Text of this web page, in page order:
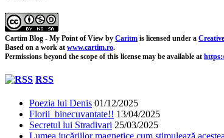
Cartim Blog - My Point of View by Caritm is licensed under a
Based on a work at www.cartim.ro.
Permissions beyond the scope of this license may be available at
RSS
Poezia lui Denis 01/12/2025
Florii binecuvantate!! 13/04/2025
Secretul lui Stradivari 25/03/2025